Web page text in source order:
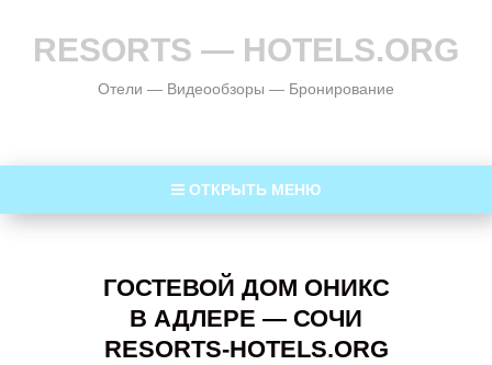
RESORTS — HOTELS.ORG
Отели — Видеообзоры — Бронирование
ОТКРЫТЬ МЕНЮ
ГОСТЕВОЙ ДОМ ОНИКС
В АДЛЕРЕ — СОЧИ
RESORTS-HOTELS.ORG